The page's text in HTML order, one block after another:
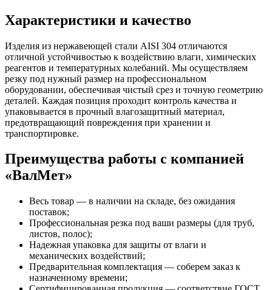
Характеристики и качество
Изделия из нержавеющей стали AISI 304 отличаются
отличной устойчивостью к воздействию влаги, химических
реагентов и температурных колебаний. Мы осуществляем
резку под нужный размер на профессиональном
оборудовании, обеспечивая чистый срез и точную геометрию
деталей. Каждая позиция проходит контроль качества и
упаковывается в прочный влагозащитный материал,
предотвращающий повреждения при хранении и
транспортировке.
Преимущества работы с компанией
«ВалМет»
Весь товар — в наличии на складе, без ожидания
поставок;
Профессиональная резка под ваши размеры (для труб,
листов, полос);
Надежная упаковка для защиты от влаги и
механических воздействий;
Предварительная комплектация — соберем заказ к
назначенному времени;